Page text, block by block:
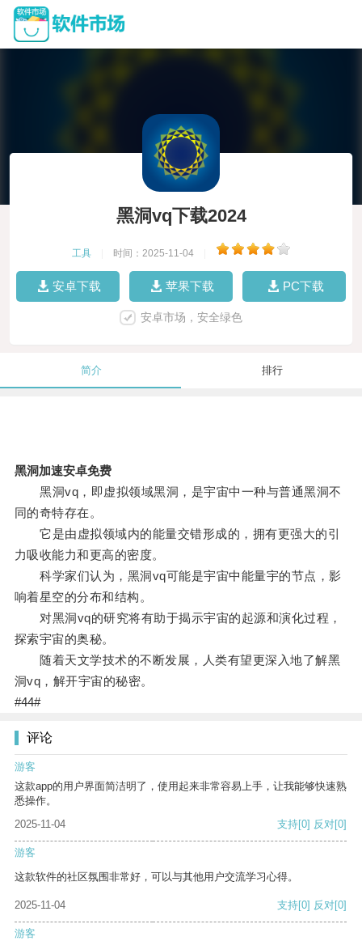
黑洞vq下载2024
工具 时间：2025-11-04
安卓下载 苹果下载 PC下载
安卓市场，安全绿色
简介 排行
黑洞加速安卓免费
黑洞vq，即虚拟领域黑洞，是宇宙中一种与普通黑洞不
同的奇特存在。
它是由虚拟领域内的能量交错形成的，拥有更强大的引
力吸收能力和更高的密度。
科学家们认为，黑洞vq可能是宇宙中能量宇的节点，影
响着星空的分布和结构。
对黑洞vq的研究将有助于揭示宇宙的起源和演化过程，
探索宇宙的奥秘。
随着天文学技术的不断发展，人类有望更深入地了解黑
洞vq，解开宇宙的秘密。
#44#
评论
游客
这款app的用户界面简洁明了，使用起来非常容易上手，让我能够快速熟
悉操作。
2025-11-04
支持[0] 反对[0]
游客
这款软件的社区氛围非常好，可以与其他用户交流学习心得。
2025-11-04 支持[0] 反对[0]
游客